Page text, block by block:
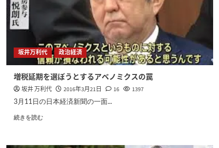
坂井万利代 政治経済
増税延期を選ぼうとするアベノミクスの罠
坂井 万利代 2016年3月21日 16 1397
3月11日の日本経済新聞の一面...
続きを読む